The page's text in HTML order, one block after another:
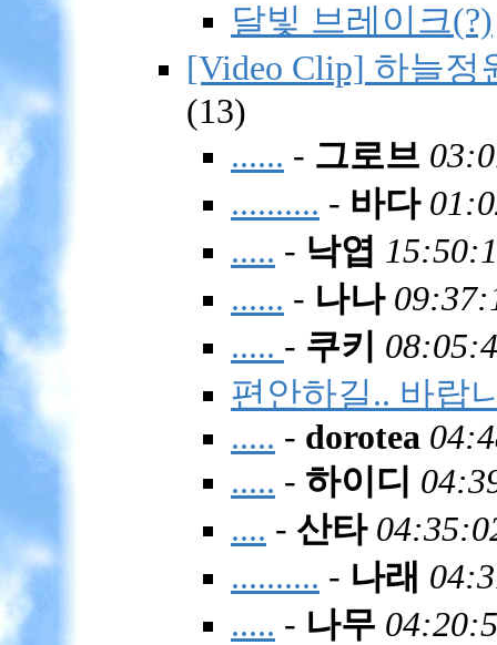
달빛 브레이크(?)
[Video Clip] 하늘정
(13)
...... - 그로브
.......... - 바다
..... - 낙엽
...... - 나나
..... - 쿠키
편안하길.. 바랍
..... - dorotea
..... - 하이디
.... - 산타
.......... - 나래
..... - 나무